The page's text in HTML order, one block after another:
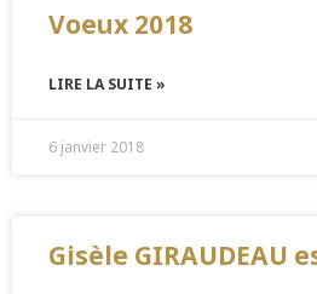
Voeux 2018
LIRE LA SUITE »
6 janvier 2018
Gisèle GIRAUDEAU